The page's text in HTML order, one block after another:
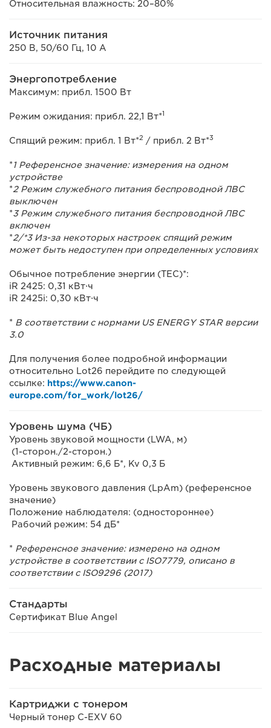
Относительная влажность: 20–80%
Источник питания
250 В, 50/60 Гц, 10 А
Энергопотребление
Максимум: прибл. 1500 Вт
Режим ожидания: прибл. 22,1 Вт*1
Спящий режим: прибл. 1 Вт*2 / прибл. 2 Вт*3
*1 Референсное значение: измерения на одном
устройстве
*2 Режим служебного питания беспроводной ЛВС
выключен
*3 Режим служебного питания беспроводной ЛВС
включен
*2/*3 Из-за некоторых настроек спящий режим
может быть недоступен при определенных условиях
Обычное потребление энергии (TEC)*:
iR 2425: 0,31 кВт⋅ч
iR 2425i: 0,30 кВт⋅ч
* В соответствии с нормами US ENERGY STAR версии
3.0
Для получения более подробной информации
относительно Lot26 перейдите по следующей
ссылке: https://www.canon-
europe.com/for_work/lot26/
Уровень шума (ЧБ)
Уровень звуковой мощности (LWA, м)
(1-сторон./2-сторон.)
Активный режим: 6,6 Б*, Kv 0,3 Б
Уровень звукового давления (LpAm) (референсное
значение)
Положение наблюдателя: (одностороннее)
Рабочий режим: 54 дБ*
* Референсное значение: измерено на одном
устройстве в соответствии с ISO7779, описано в
соответствии с ISO9296 (2017)
Стандарты
Сертификат Blue Angel
Расходные материалы
Картриджи с тонером
Черный тонер C-EXV 60